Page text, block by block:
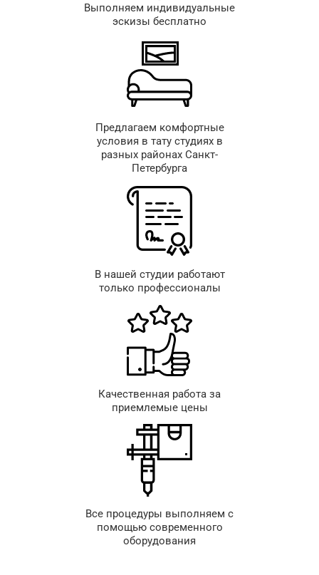
Выполняем индивидуальные
эскизы бесплатно
Предлагаем комфортные
условия в тату студиях в
разных районах Санкт-
Петербурга
В нашей студии работают
только профессионалы
Качественная работа за
приемлемые цены
Все процедуры выполняем с
помощью современного
оборудования